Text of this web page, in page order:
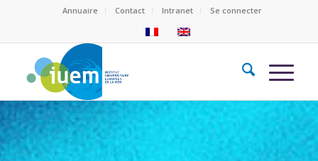
Annuaire Contact Intranet Se connecter